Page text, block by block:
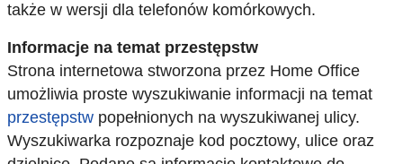
także w wersji dla telefonów komórkowych.
Informacje na temat przestępstw
Strona internetowa stworzona przez Home Office
umożliwia proste wyszukiwanie informacji na temat
przestępstw popełnionych na wyszukiwanej ulicy.
Wyszukiwarka rozpoznaje kod pocztowy, ulice oraz